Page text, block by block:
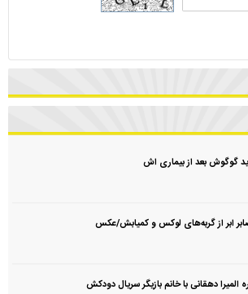
گوگوش بعد از بیماری اش
ابر از گربه‌های لوکس و کمیابش/عکس
المیرا دهقانی با خانم بازیگر سریال دودکش